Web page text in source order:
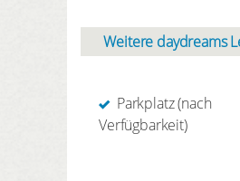
Weitere daydreams
Parkplatz (nach
Verfügbarkeit)